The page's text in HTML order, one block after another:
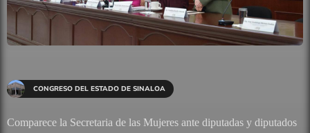
CONGRESO DEL ESTADO DE SINALOA
Comparece la Secretaria de las Mujeres ante diputadas y diputados